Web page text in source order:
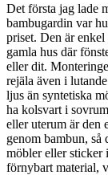
Det första jag lade
bambugardin var
priset. Den är
gamla hus där
eller dit.
rejäla även i
ljus än syntetiska
ha kolsvart i
eller uterum är den
genom bambun, så
möbler eller sticker
förnybart material,